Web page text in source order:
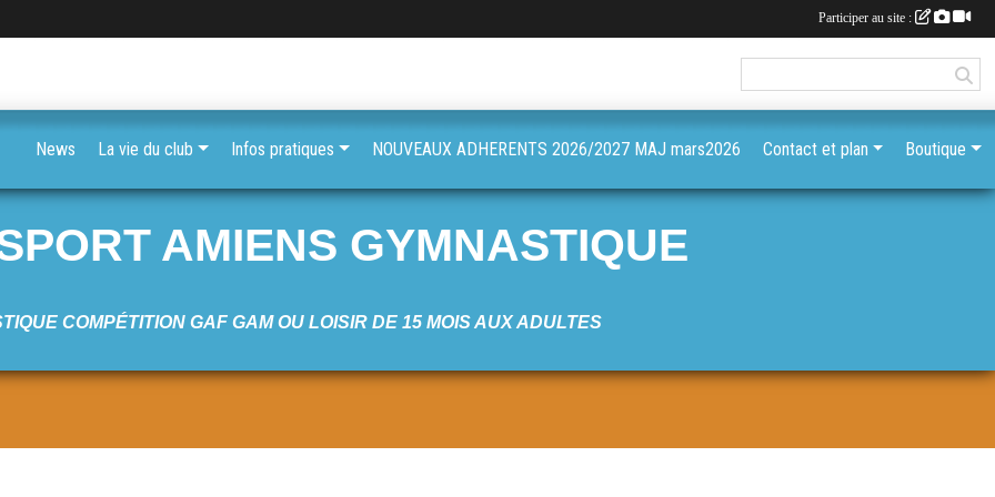
AMIENS GYMNASTIQUE
COMPÉTITION GAF GAM OU LOISIR DE 15 MOIS AUX ADULTES
News La vie du club Infos pratiques NOUVEAUX ADHERENTS 2026/2027 MAJ mars2026 Contact et plan Boutique
Participer au site :